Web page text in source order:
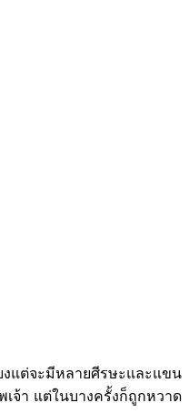
แต่จะมีหลายศีรษะและแขน
เจ้า แต่ในบางครั้งก็ถูกหวาด